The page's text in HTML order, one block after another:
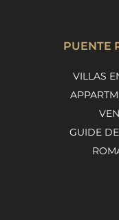
PUENTE
VILLAS
GUIDE